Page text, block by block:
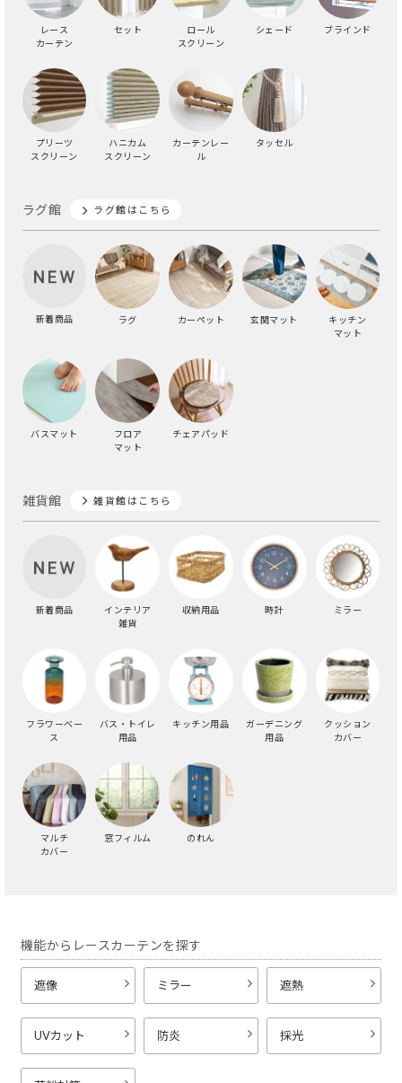
レース
カーテン
セット
ロール
スクリーン
シェード ブラインド
プリーツ
スクリーン
ハニカム
スクリーン
カーテンレー
ル
タッセル
ラグ館 ラグ館はこちら
新着商品 ラグ カーペット 玄関マット
キッチン
マット
バスマット
フロア
マット
チェアパッド
雑貨館 雑貨館はこちら
新着商品
インテリア
雑貨
収納用品 時計 ミラー
フラワーベー
ス
バス・トイレ
用品
キッチン用品
ガーデニング
用品
クッション
カバー
マルチ
カバー
窓フィルム のれん
機能からレースカーテンを探す
遮像 ミラー 遮熱
UVカット 防炎 採光